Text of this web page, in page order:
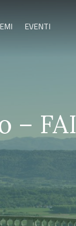
EVENTI
– FAI